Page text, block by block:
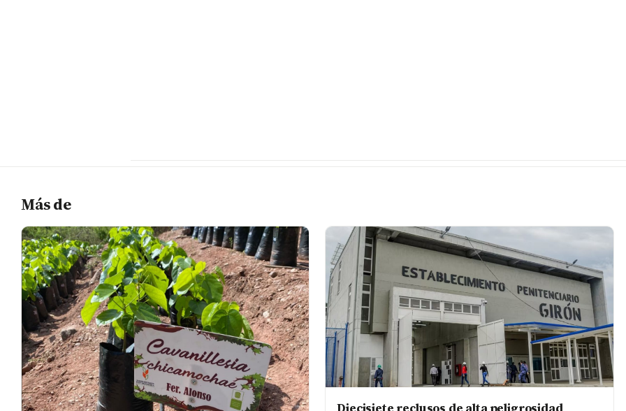
Más de